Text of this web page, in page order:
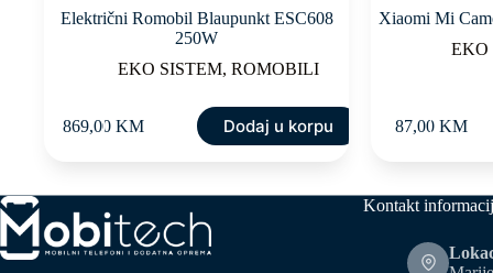
Električni Romobil Blaupunkt ESC608
250W
EKO SISTEM,ROMOBILI
869,00KM Dodaj u korpu
Xiaomi Mi
EKO
87,00 KM
Kontakt